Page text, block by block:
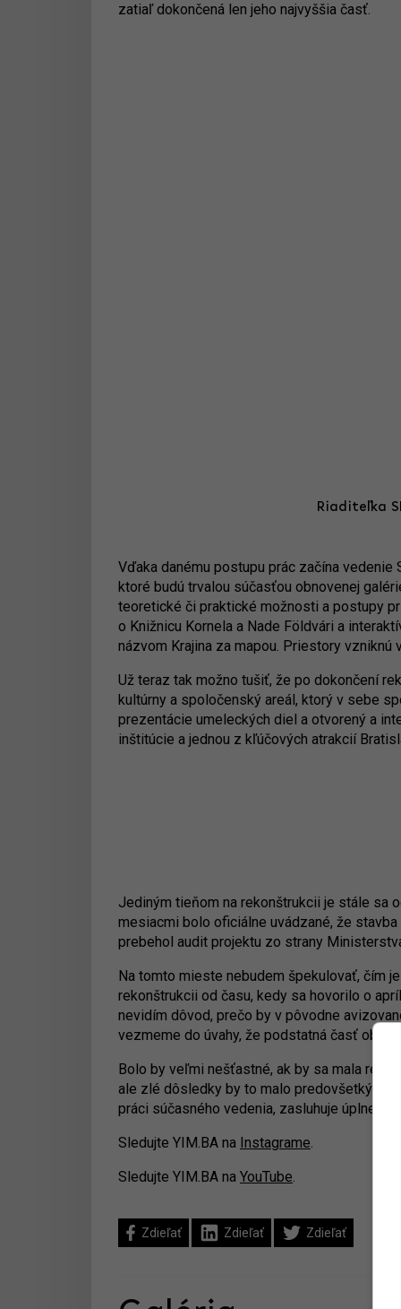
zatiaľ dokončená len jeho najvyššia časť.
Riaditeľka
Vďaka danému postupu prác začína
ktoré budú trvalou súčasťou obnovenej
teoretické či praktické možnosti a postupy
o Knižnicu Kornela a Nade Földvári a
názvom Krajina za mapou. Priestory vzniknú
Už teraz tak možno tušiť, že po dokončení
kultúrny a spoločenský areál, ktorý v sebe
prezentácie umeleckých diel a otvorený a
inštitúcie a jednou z kľúčových atrakcií
Jediným tieňom na rekonštrukcii je stále sa
mesiacmi bolo oficiálne uvádzané, že
prebehol audit projektu zo strany
Na tomto mieste nebudem špekulovať, čím
rekonštrukcii od času, kedy sa hovorilo o
nevidím dôvod, prečo by v pôvodne
vezmeme do úvahy, že podstatná časť
Bolo by veľmi nešťastné, ak by sa mala
ale zlé dôsledky by to malo predovšetkým
práci súčasného vedenia, zasluhuje úplne
Sledujte YIM.BA na Instagrame.
Sledujte YIM.BA na YouTube.
Zdieľať Zdieľať Zdieľať